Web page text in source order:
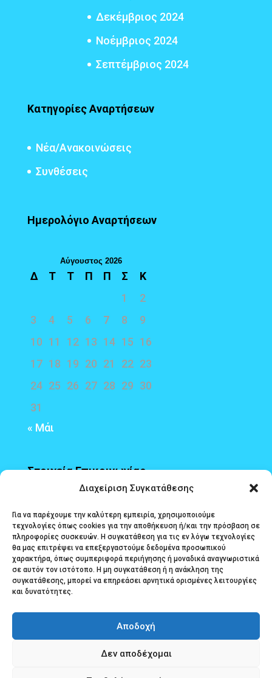
Διαχείριση Συγκατάθεσης
Για να παρέχουμε την καλύτερη εμπειρία, χρησιμοποιούμε
τεχνολογίες όπως cookies για την αποθήκευση ή/και την πρόσβαση σε
πληροφορίες συσκευών. Η συγκατάθεση για τις εν λόγω τεχνολογίες
θα μας επιτρέψει να επεξεργαστούμε δεδομένα προσωπικού
χαρακτήρα, όπως συμπεριφορά περιήγησης ή μοναδικά αναγνωριστικά
σε αυτόν τον ιστότοπο. Η μη συγκατάθεση ή η ανάκληση της
συγκατάθεσης, μπορεί να επηρεάσει αρνητικά ορισμένες λειτουργίες
και δυνατότητες.
Αποδοχή
Δεν αποδέχομαι
Δεκέμβριος 2024
Νοέμβριος 2024
Σεπτέμβριος 2024
Κατηγορίες Αναρτήσεων
Νέα/Ανακοινώσεις
Συνθέσεις
Ημερολόγιο Αναρτήσεων
Αύγουστος 2026
Δ Τ Τ Π Π Σ
Κ
1
2
3
4 5 6 7 8
9
10 11 12 13 14 15 16
17 18 19 20 21 22 23
24 25 26 27 28 29 30
31
« Μάι
Στοιχεία Επικοινωνίας
Διεύθυνση: Τερτσέτη και Πολυζωίδη 1,
Αγρίνιο, 30131
email Εφετείου: gramefet@efeteio-
dytikisstereasellados.gov.gr
email Εισαγγελίας Εφετών
grameisef@eisaggeliaefeton-
dytikisstereasellados.gov.gr